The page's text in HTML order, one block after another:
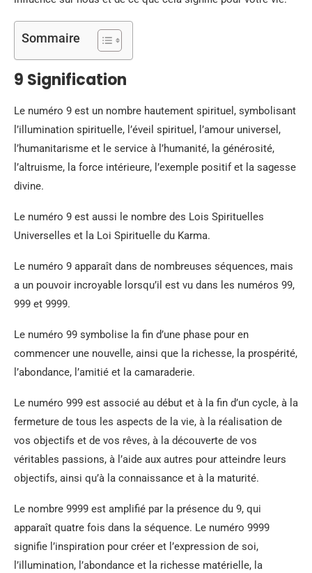
Sommaire
9 Signification
Le numéro 9 est un nombre hautement spirituel, symbolisant
l’illumination spirituelle, l’éveil spirituel, l’amour universel,
l’humanitarisme et le service à l’humanité, la générosité,
l’altruisme, la force intérieure, l’exemple positif et la sagesse
divine.
Le numéro 9 est aussi le nombre des Lois Spirituelles
Universelles et la Loi Spirituelle du Karma.
Le numéro 9 apparaît dans de nombreuses séquences, mais
a un pouvoir incroyable lorsqu’il est vu dans les numéros 99,
999 et 9999.
Le numéro 99 symbolise la fin d’une phase pour en
commencer une nouvelle, ainsi que la richesse, la prospérité,
l’abondance, l’amitié et la camaraderie.
Le numéro 999 est associé au début et à la fin d’un cycle, à la
fermeture de tous les aspects de la vie, à la réalisation de
vos objectifs et de vos rêves, à la découverte de vos
véritables passions, à l’aide aux autres pour atteindre leurs
objectifs, ainsi qu’à la connaissance et à la maturité.
Le nombre 9999 est amplifié par la présence du 9, qui
apparaît quatre fois dans la séquence. Le numéro 9999
signifie l’inspiration pour créer et l’expression de soi,
l’illumination, l’abondance et la richesse matérielle, la